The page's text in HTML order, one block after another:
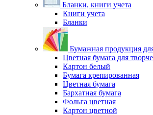
Бланки, книги учета
Книги учета
Бланки
Бумажная продукция
Цветная бумага для
Картон белый
Бумага крепированная
Цветная бумага
Бархатная бумага
Фольга цветная
Картон цветной